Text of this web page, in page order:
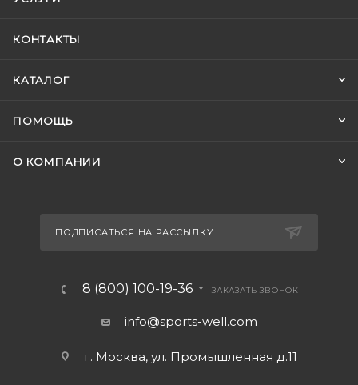
КОНТАКТЫ
КАТАЛОГ
ПОМОЩЬ
О КОМПАНИИ
ПОДПИСАТЬСЯ НА РАССЫЛКУ
8 (800) 100-19-36 ЗАКАЗАТЬ ЗВОНОК
info@sports-well.com
г. Москва, ул. Промышленная д.11